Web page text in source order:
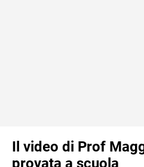
Il video di Prof
provata a scuola